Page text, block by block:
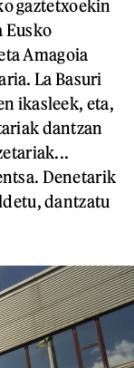
gaztetxoekin
Eusko
Amagoia
La Basuri
ikasleek, eta,
dantzan
Denetarik
dantzatu